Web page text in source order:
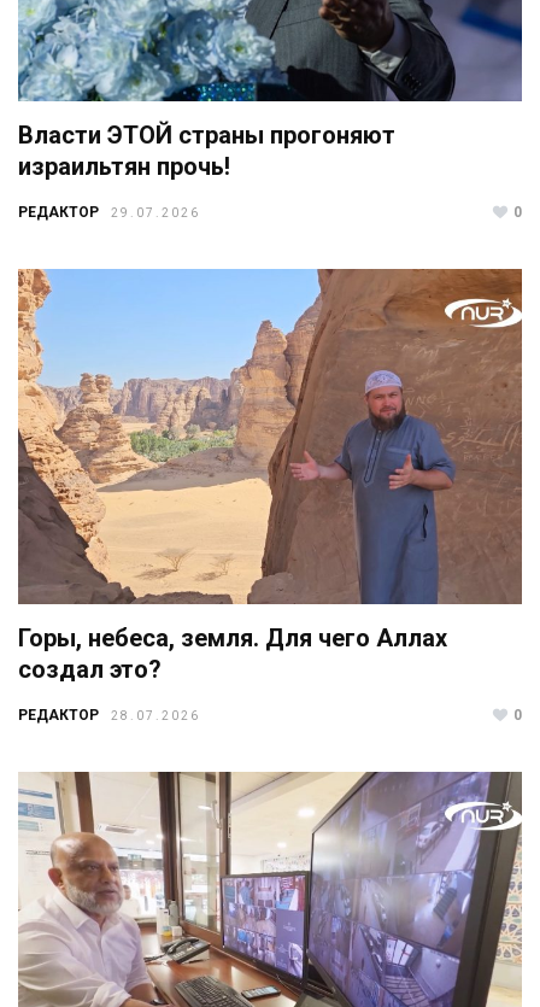
Власти ЭТОЙ страны прогоняют
израильтян прочь!
РЕДАКТОР 29.07.2026 0
Горы, небеса, земля. Для чего Аллах
создал это?
РЕДАКТОР 28.07.2026 0